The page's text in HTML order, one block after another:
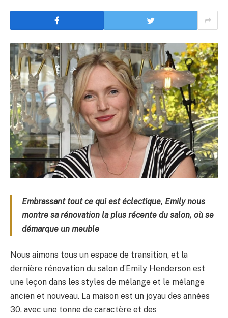
Embrassant tout ce qui est éclectique, Emily nous
montre sa rénovation la plus récente du salon, où se
démarque un meuble
Nous aimons tous un espace de transition, et la
dernière rénovation du salon d’Emily Henderson est
une leçon dans les styles de mélange et le mélange
ancien et nouveau. La maison est un joyau des années
30, avec une tonne de caractère et des